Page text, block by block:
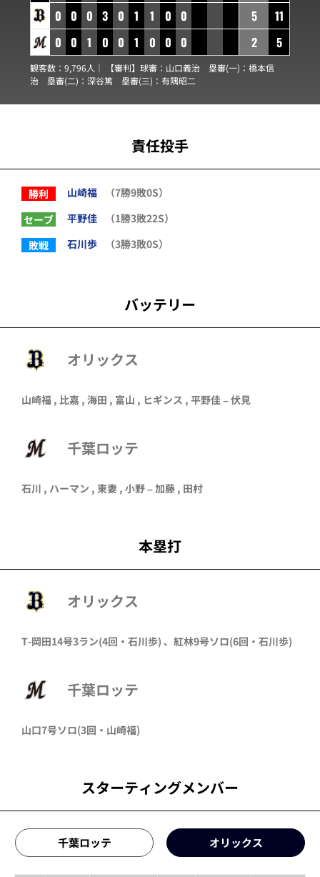
0 0 0 3 0 1 1 0 0
0 0 1 0 0 1 0 0 0
5
11
2
5
観客数：9,796人｜ 【審判】球審： 山口義治 塁審(一)： 橋本信
治 塁審(二)： 深谷篤 塁審(三)： 有隅昭二
責任投手
勝利 山崎福
（7勝9敗0S）
セーブ
平野佳
（1勝3敗22S）
敗戦
石川歩 （3勝3敗0S）
バッテリー
オリックス
山崎福 , 比嘉 , 海田 , 富山 , ヒギンス , 平野佳–伏見
千葉ロッテ
石川 , ハーマン , 東妻 , 小野– 加藤 , 田村
本塁打
オリックス
T-岡田14号3ラン(4回・ 石川歩) 、 紅林9号ソロ(6回・ 石川歩)
千葉ロッテ
山口7号ソロ(3回・ 山崎福)
スターティングメンバー
千葉ロッテ オリックス